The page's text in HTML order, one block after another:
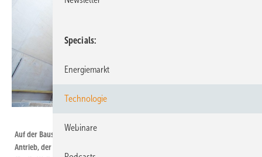
Auf der Baustelle: die Tragkonstruktion der Wellenmaschine und deren
Antrieb, der für die dynamischen Vorwärts- und Rückwärtsbewegungen
Specials
Energiemarkt
Technologie
Webinare